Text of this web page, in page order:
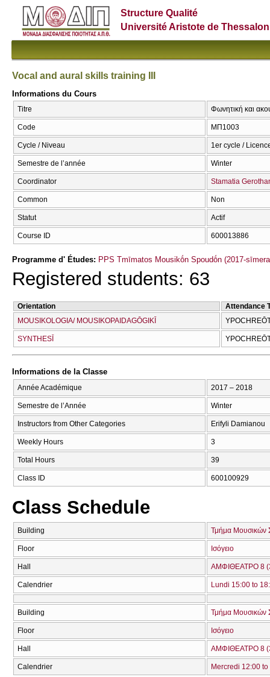
Structure Qualité
Université Aristote de
Vocal and aural skills training IIΙ
Informations du Cours
Titre Φωνητική και
Code ΜΠ1003
Cycle / Niveau 1er cycle /
Semestre de l’année Winter
Coordinator Stamatia
Common Non
Statut Actif
Course ID 600013886
Programme d' Études: PPS Tmīmatos Mousikṓn Spoudṓn (2017-
Registered students: 63
Orientation
Attendance
MOUSIKOLOGIA/ MOUSIKOPAIDAGŌGIKĪ
SYNTHESĪ
Informations de la Classe
Année Académique 2017 – 2018
Semestre de l’Année Winter
Instructors from Other Categories Erifyli Damianou
Weekly Hours 3
Total Hours 39
Class ID 600100929
Class Schedule
Building Τμήμα Μουσικών
Floor Ισόγειο
Hall ΑΜΦΙΘΕΑΤΡΟ 8
Calendrier Lundi 15:00 to
Building Τμήμα Μουσικών
Floor Ισόγειο
Hall ΑΜΦΙΘΕΑΤΡΟ 8
Calendrier Mercredi 12:00